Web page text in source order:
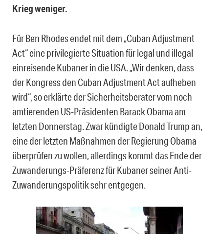
Krieg weniger.
Für Ben Rhodes endet mit dem „Cuban Adjustment
Act“ eine privilegierte Situation für legal und illegal
einreisende Kubaner in die USA. „Wir denken, dass
der Kongress den Cuban Adjustment Act aufheben
wird“, so erklärte der Sicherheitsberater vom noch
amtierenden US-Präsidenten Barack Obama am
letzten Donnerstag. Zwar kündigte Donald Trump an,
eine der letzten Maßnahmen der Regierung Obama
überprüfen zu wollen, allerdings kommt das Ende der
Zuwanderungs-Präferenz für Kubaner seiner Anti-
Zuwanderungspolitik sehr entgegen.